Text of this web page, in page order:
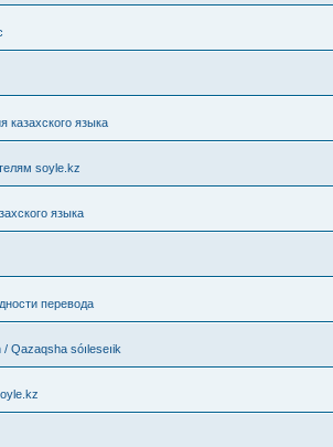
казахского языка
soyle.kz
языка
перевода
Qazaqsha sóıleseıik